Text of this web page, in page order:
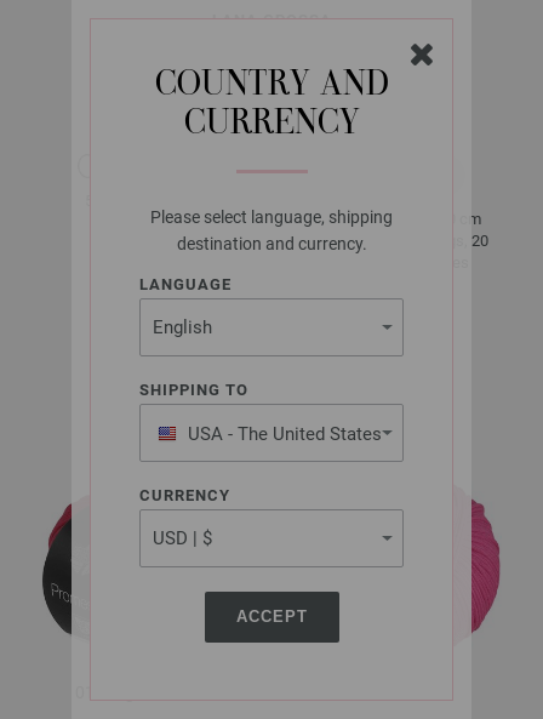
COUNTRY AND
CURRENCY
Please select language, shipping
destination and currency.
LANGUAGE
SHIPPING TO
USA - The United States
of America
CURRENCY
ACCEPT
LANA GROSSA
PROMESSA
au 50 g
5 - 5,5
10 x 10 cm
25 Rangs, 20
Taille 38 - 40
env. 500 -
550 g